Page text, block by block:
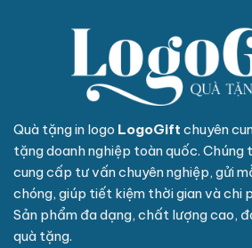
Quà tặng in logo LogoGift chuyên
tặng doanh nghiệp toàn quốc. Chúng
cung cấp tư vấn chuyên nghiệp, gửi
chóng, giúp tiết kiệm thời gian và chi
Sản phẩm đa dạng, chất lượng cao,
quà tặng.